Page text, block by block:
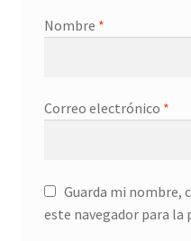
Nombre *
Correo electrónico *
Guarda mi nombre,
este navegador para la